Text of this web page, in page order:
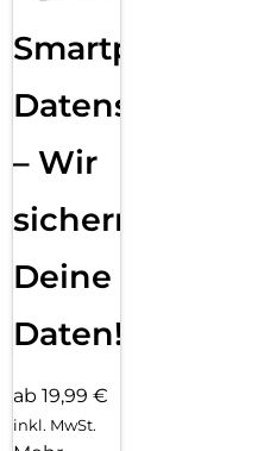
Smartphone
Datensicherung
– Wir
sichern
Deine
Daten!
ab 19,99 €
inkl. MwSt.